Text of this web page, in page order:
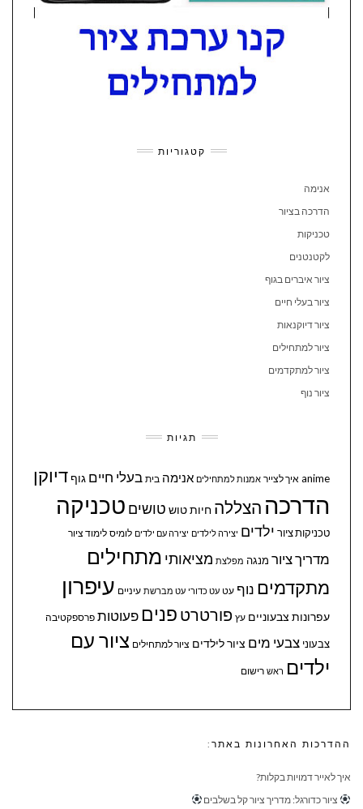
קטגוריות
אנימה
הדרכה בציור
טכניקות
לקטנטנים
ציור איברים בגוף
ציור בעלי חיים
ציור דיוקנאות
ציור למתחילים
ציור למתקדמים
ציור נוף
תגיות
anime איך לצייר אמנות למתחילים אנימה בית בעלי חיים גוףדיוקן
הדרכה הצללה חיותטוש טושים טכניקה
טכניקות ציור ילדים יצירה לילדים יצירה עם ילדים לומיס לימוד ציור
מדריך ציור מנגה מפלצת מציאותי מתחילים
מתקדמים נוף עט עט כדורי עט מברשת עיניים עיפרון
עפרונות צבעוניים עץ פורטרט פנים פעוטות פרספקטיבה
צבעוני צבעי מים ציור לילדים ציור למתחילים ציור עם
ילדים ראש רישום
ההדרכות האחרונות באתר:
איך לאייר דמויות בקלות?
ציור כדורגל: מדריך ציור קל בשלבים